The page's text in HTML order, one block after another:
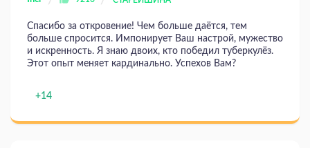
Спасибо за откровение! Чем больше даётся, тем
больше спросится. Импонирует Ваш настрой, мужество
и искренность. Я знаю двоих, кто победил туберкулёз.
Этот опыт меняет кардинально. Успехов Вам?
+14